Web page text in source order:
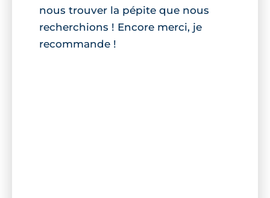
nous trouver la pépite que nous
recherchions ! Encore merci, je
recommande !